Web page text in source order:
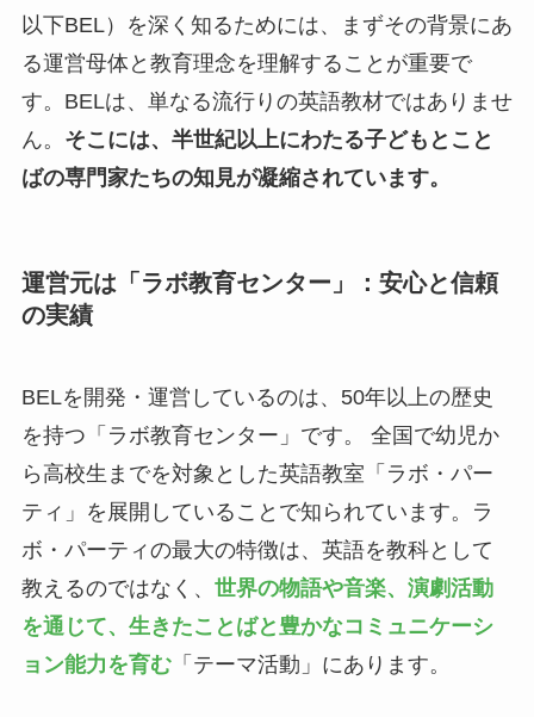
以下BEL）を深く知るためには、まずその背景にあ
る運営母体と教育理念を理解することが重要で
す。BELは、単なる流行りの英語教材ではありませ
ん。 そこには、半世紀以上にわたる子どもとこと
ばの専門家たちの知見が凝縮されています。
運営元は「ラボ教育センター」：安心と信頼
の実績
BELを開発・運営しているのは、50年以上の歴史
を持つ「ラボ教育センター」です。 全国で幼児か
ら高校生までを対象とした英語教室「ラボ・パー
ティ」を展開していることで知られています。ラ
ボ・パーティの最大の特徴は、英語を教科として
教えるのではなく、 世界の物語や音楽、演劇活動
を通じて、生きたことばと豊かなコミュニケーシ
ョン能力を育む「テーマ活動」にあります。